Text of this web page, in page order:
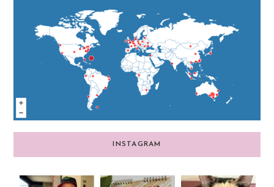
INSTAGRAM